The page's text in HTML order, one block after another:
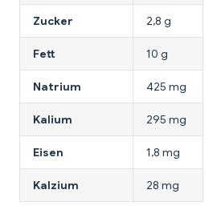
Zucker 2,8 g
Fett 10 g
Natrium 425 mg
Kalium 295 mg
Eisen 1,8 mg
Kalzium 28 mg